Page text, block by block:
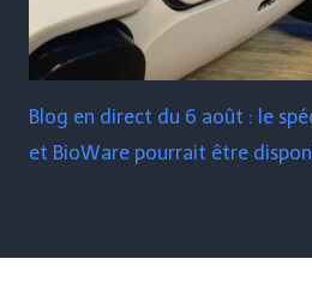
Blog en direct du 6 août : le
et BioWare pourrait être